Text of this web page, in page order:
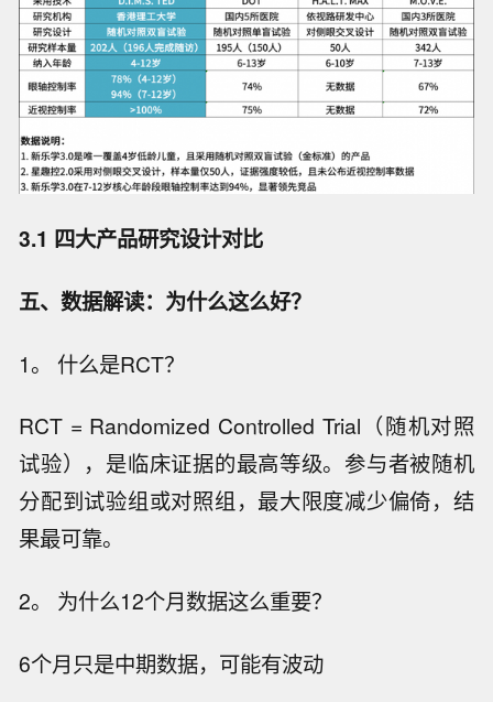
3.1 四大产品研究设计对比
五、数据解读：为什么这么好？
1。 什么是RCT？
RCT = Randomized Controlled Trial（随机对照
试验），是临床证据的最高等级。参与者被随机
分配到试验组或对照组，最大限度减少偏倚，结
果最可靠。
2。 为什么12个月数据这么重要？
6个月只是中期数据，可能有波动